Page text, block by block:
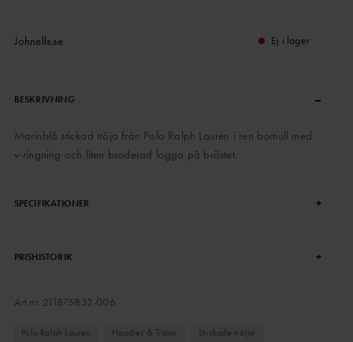
Johnells.se Ej i lager
BESKRIVNING –
Marinblå stickad tröja från Polo Ralph Lauren i ren bomull med
v-ringning och liten broderad logga på bröstet.
SPECIFIKATIONER +
PRISHISTORIK +
Art.nr. 211875832-006
Polo Ralph Lauren Hoodies & Tröjor
Stickade tröjor